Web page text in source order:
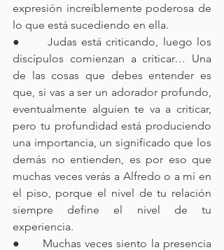
expresión increíblemente poderosa de
lo que está sucediendo en ella.
●      Judas está criticando, luego los
discípulos comienzan a criticar… Una
de las cosas que debes entender es
que, si vas a ser un adorador profundo,
eventualmente alguien te va a criticar,
pero tu profundidad está produciendo
una importancia, un significado que los
demás no entienden, es por eso que
muchas veces verás a Alfredo o a mí en
el piso, porque el nivel de tu relación
siempre define el nivel de tu
experiencia.
●      Muchas veces siento la presencia